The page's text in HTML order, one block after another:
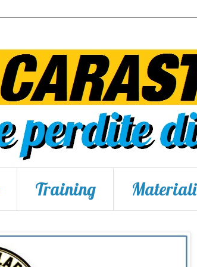
Training Materiali